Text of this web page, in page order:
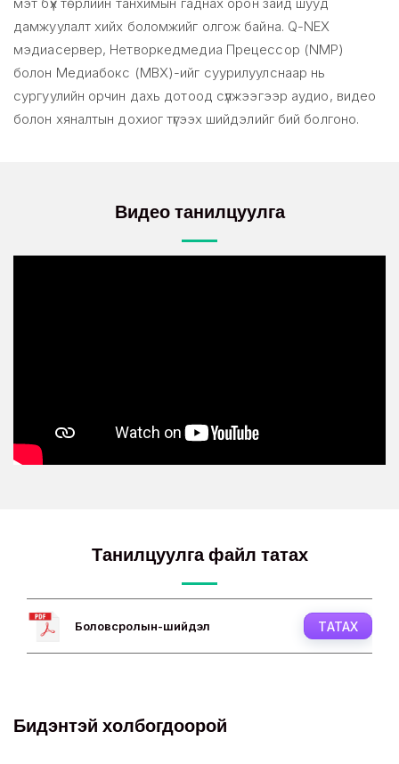
дамжуулалт хийх боломжийг олгож байна. Q-NEX
мэдиасервер, Нетворкедмедиа Прецессор (NMP)
болон Медиабокс (MBX)-ийг суурилуулснаар нь
сургуулийн орчин дахь дотоод сүлжээгээр аудио, видео
болон хяналтын дохиог түгээх шийдэлийг бий болгоно.
Видео танилцуулга
Танилцуулга файл татах
Боловсролын-шийдэл ТАТАХ
Бидэнтэй холбогдоорой